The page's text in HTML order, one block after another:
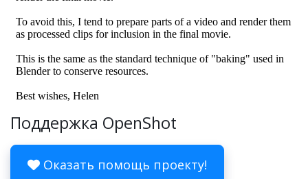
Поддержка OpenShot
Оказать помощь проекту!